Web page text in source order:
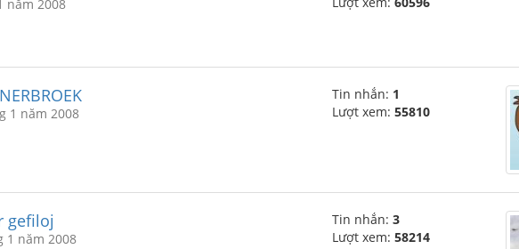
năm 2008
1 năm 2008
Tin nhắn: 1
Lượt xem: 55810
gefiloj
1 năm 2008
Tin nhắn: 3
Lượt xem: 58214